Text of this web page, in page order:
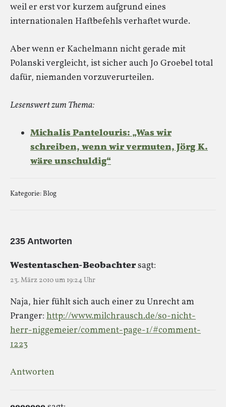
weil er erst vor kurzem aufgrund eines
internationalen Haftbefehls verhaftet wurde.
Aber wenn er Kachelmann nicht gerade mit
Polanski vergleicht, ist sicher auch Jo Groebel total
dafür, niemanden vorzuverurteilen.
Lesenswert zum Thema:
Michalis Pantelouris: „Was wir
schreiben, wenn wir vermuten, Jörg K.
wäre unschuldig“
Kategorie:Blog
235 Antworten
Westentaschen-Beobachtersagt:
23. März 2010 um 19:24 Uhr
Naja, hier fühlt sich auch einer zu Unrecht am
Pranger: http://www.milchrausch.de/so-nicht-
herr-niggemeier/comment-page-1/#comment-
1223
Antworten